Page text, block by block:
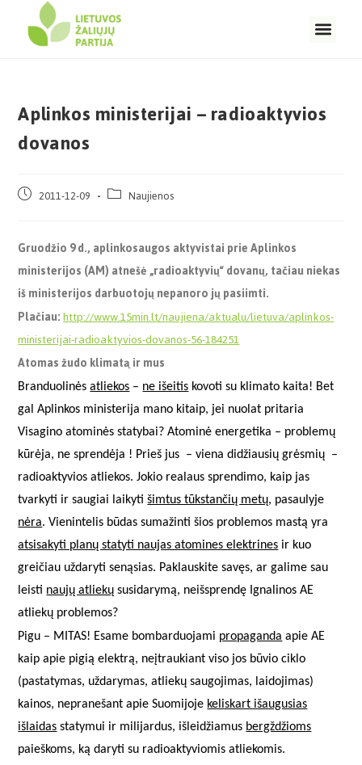
Aplinkos ministerijai – radioaktyvios
dovanos
2011-12-09 Naujienos
Gruodžio 9 d., aplinkosaugos aktyvistai prie Aplinkos
ministerijos (AM) atnešė „radioaktyvių“ dovanų, tačiau niekas
iš ministerijos darbuotojų nepanoro jų pasiimti.
Plačiau:http://www.15min.lt/naujiena/aktualu/lietuva/aplinkos-
ministerijai-radioaktyvios-dovanos-56-184251
Atomas žudo klimatą ir mus
Branduolinėsatliekos – ne išeitis kovoti su klimato kaita! Bet
gal Aplinkos ministerija mano kitaip, jei nuolat pritaria
Visagino atominės statybai? Atominė energetika – problemų
kūrėja, ne sprendėja ! Prieš jus – viena didžiausių grėsmių –
radioaktyvios atliekos. Jokio realaus sprendimo, kaip jas
tvarkyti ir saugiai laikytišimtus tūkstančių metų, pasaulyje
nėra. Vienintelis būdas sumažinti šios problemos mastą yra
atsisakyti planų statyti naujas atomines elektrines ir kuo
greičiau uždaryti senąsias. Paklauskite savęs, ar galime sau
leisti naujų atliekų susidarymą, neišsprendę Ignalinos AE
atliekų problemos?
Pigu – MITAS! Esame bombarduojami propaganda apie AE
kaip apie pigią elektrą, neįtraukiant viso jos būvio ciklo
(pastatymas, uždarymas, atliekų saugojimas, laidojimas)
kainos, nepranešant apie Suomijoje keliskart išaugusias
išlaidas statymui ir milijardus, išleidžiamus bergždžioms
paieškoms, ką daryti su radioaktyviomis atliekomis.